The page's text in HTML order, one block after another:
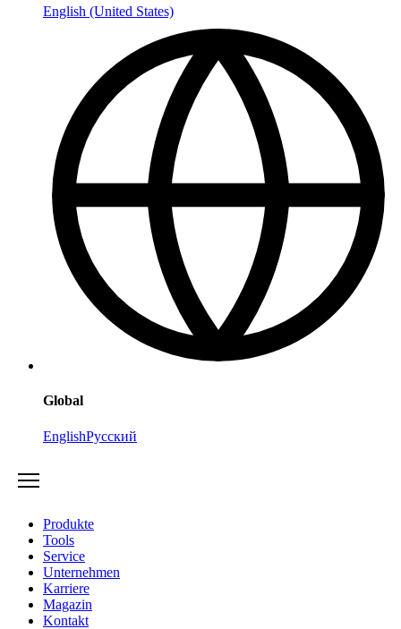
English (United States)
Global
EnglishРусский
Produkte
Tools
Service
Unternehmen
Karriere
Magazin
Kontakt